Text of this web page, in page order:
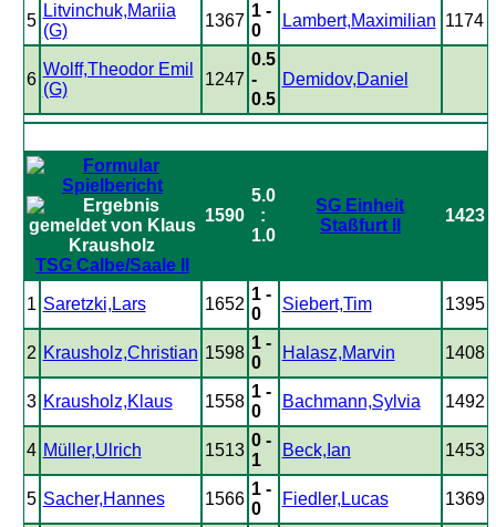
5
Litvinchuk,Mariia
(G)
1367
1 -
0
Lambert,Maximilian 1174
6
Wolff,Theodor Emil
(G)
1247
0.5
-
0.5
Demidov,Daniel
TSG Calbe/Saale II
1590
5.0
:
1.0
SG Einheit
Staßfurt II
1423
1 Saretzki,Lars 1652
1 -
0
Siebert,Tim 1395
2 Krausholz,Christian 1598
1 -
0
Halasz,Marvin 1408
3 Krausholz,Klaus 1558
1 -
0
Bachmann,Sylvia 1492
4 Müller,Ulrich 1513
0 -
1
Beck,Ian 1453
5 Sacher,Hannes 1566
1 -
0
Fiedler,Lucas 1369